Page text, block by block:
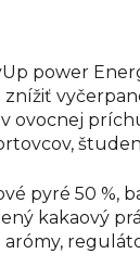
power
znížiť
ovocnej
pyré 50 %,
kakaový
arómy,